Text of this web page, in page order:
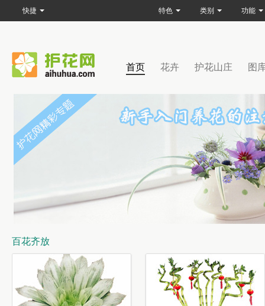
首页 花卉 护花山庄 图
百花齐放
快捷 特色 类别 功能